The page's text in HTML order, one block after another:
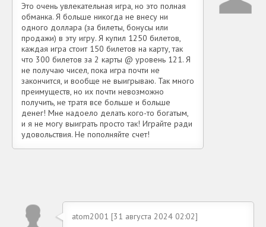
Это очень увлекательная игра, но это полная
обманка. Я больше никогда не внесу ни
одного доллара (за билеты, бонусы или
продажи) в эту игру. Я купил 1250 билетов,
каждая игра стоит 150 билетов на карту, так
что 300 билетов за 2 карты @ уровень 121. Я
не получаю чисел, пока игра почти не
закончится, и вообще не выигрываю. Так много
преимуществ, но их почти невозможно
получить, не тратя все больше и больше
денег! Мне надоело делать кого-то богатым,
и я не могу выиграть просто так! Играйте ради
удовольствия. Не пополняйте счет!
atom2001 [31 августа 2024 02:02]